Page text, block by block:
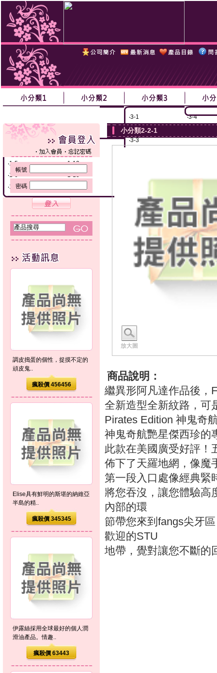
1-2
‧ 1-10
1-11
‧1-5 ‧1-12
‧1-6 ‧1-13
‧1-7
2-3
‧2-4
‧3-1 ‧3-4
‧3-2
‧3-3
帳號
密碼
調皮搗蛋的個性，捉摸不定的
頑皮鬼..
瘋殺價 456456
Elise具有鮮明的斯堪的納維亞
半島的精..
瘋殺價 345345
伊露絲採用全球最好的個人潤
滑油產品。情趣..
瘋殺價 63443
小分類2-2-1
放大圖
商品說明：
繼異形阿凡達作品後，
全新造型全新紋路，可
Pirates Edition 神鬼奇
神鬼奇航艷星傑西珍的
此款在美國廣受好評！
佈下了天羅地網，像魔
第一段入口處像經典緊
將您吞沒，讓您體驗高
內部的環
節帶您來到fangs尖牙
歡迎的STU
地帶，覺對讓您不斷的